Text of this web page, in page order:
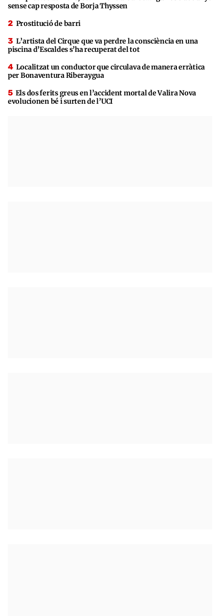
sense cap resposta de Borja Thyssen
Prostitució de barri
L’artista del Cirque que va perdre la consciència en una
piscina d’Escaldes s’ha recuperat del tot
Localitzat un conductor que circulava de manera erràtica
per Bonaventura Riberaygua
Els dos ferits greus en l’accident mortal de Valira Nova
evolucionen bé i surten de l’UCI